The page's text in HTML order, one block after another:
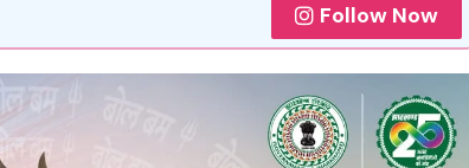
Follow Now